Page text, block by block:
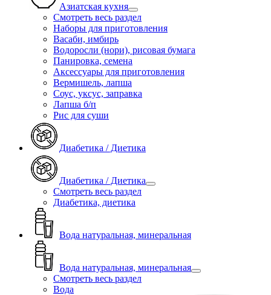
Азиатская кухня
Смотреть весь раздел
Наборы для приготовления
Васаби, имбирь
Водоросли (нори), рисовая бумага
Панировка, семена
Аксессуары для приготовления
Вермишель, лапша
Соус, уксус, заправка
Лапша б/п
Рис для суши
Диабетика / Диетика
Диабетика / Диетика
Смотреть весь раздел
Диабетика, диетика
Вода натуральная, минеральная
Вода натуральная, минеральная
Смотреть весь раздел
Вода